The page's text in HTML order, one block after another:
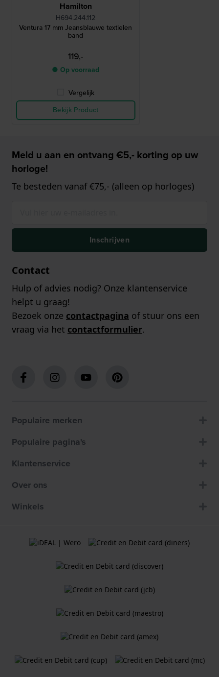
Hamilton
H694.244.112
Ventura 17 mm Jeansblauwe textielen
band
119,-
● Op voorraad
Vergelijk
Bekijk Product
Meld u aan en ontvang €5,- korting op uw
horloge!
Te besteden vanaf €75,- (alleen op horloges)
Inschrijven
Contact
Hulp of advies nodig? Onze klantenservice
helpt u graag!
Bezoek onze contactpagina of stuur ons een
vraag via het contactformulier.
Populaire merken
Populaire pagina's
Klantenservice
Over ons
Winkels